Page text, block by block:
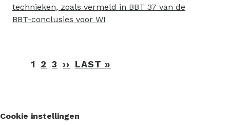
technieken, zoals vermeld in BBT 37 van de
BBT-conclusies voor WI
Paginering
1 2 3 ›› VOLGENDE
LAST »
Cookie instellingen